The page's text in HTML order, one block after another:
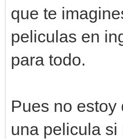
que te
peliculas en
para todo.
Pues no
una pelicula